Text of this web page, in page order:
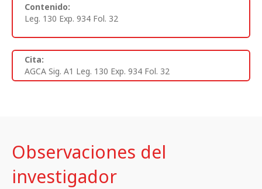
Contenido:
Leg. 130 Exp. 934 Fol. 32
Cita:
AGCA Sig. A1 Leg. 130 Exp. 934 Fol. 32
Observaciones del
investigador